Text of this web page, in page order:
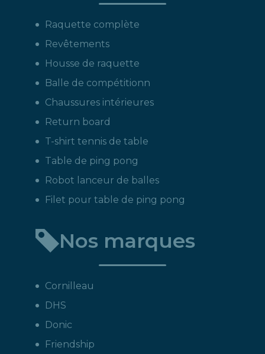
Raquette complète
Revêtements
Housse de raquette
Balle de compétitionn
Chaussures intérieures
Return board
T-shirt tennis de table
Table de ping pong
Robot lanceur de balles
Filet pour table de ping pong
Nos marques
Cornilleau
DHS
Donic
Friendship